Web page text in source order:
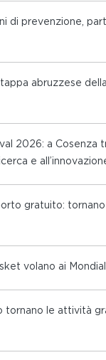
di prevenzione,
abruzzese
2026: a Cosenza
e
gratuito:
volano ai
tornano le attività